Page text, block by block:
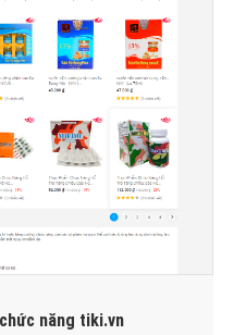
năng tiki.vn